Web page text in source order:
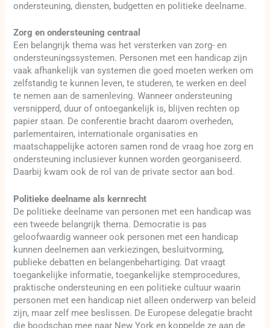
ondersteuning, diensten, budgetten en politieke deelname.
Zorg en ondersteuning centraal
Een belangrijk thema was het versterken van zorg- en
ondersteuningssystemen. Personen met een handicap zijn
vaak afhankelijk van systemen die goed moeten werken om
zelfstandig te kunnen leven, te studeren, te werken en deel
te nemen aan de samenleving. Wanneer ondersteuning
versnipperd, duur of ontoegankelijk is, blijven rechten op
papier staan. De conferentie bracht daarom overheden,
parlementairen, internationale organisaties en
maatschappelijke actoren samen rond de vraag hoe zorg en
ondersteuning inclusiever kunnen worden georganiseerd.
Daarbij kwam ook de rol van de private sector aan bod.
Politieke deelname als kernrecht
De politieke deelname van personen met een handicap was
een tweede belangrijk thema. Democratie is pas
geloofwaardig wanneer ook personen met een handicap
kunnen deelnemen aan verkiezingen, besluitvorming,
publieke debatten en belangenbehartiging. Dat vraagt
toegankelijke informatie, toegankelijke stemprocedures,
praktische ondersteuning en een politieke cultuur waarin
personen met een handicap niet alleen onderwerp van beleid
zijn, maar zelf mee beslissen. De Europese delegatie bracht
die boodschap mee naar New York en koppelde ze aan de